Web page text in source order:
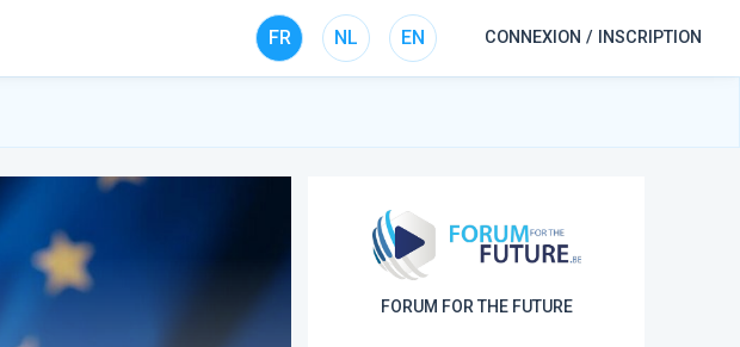
FR NL EN CONNEXION / INSCRIPTION
FORUM FOR THE FUTURE